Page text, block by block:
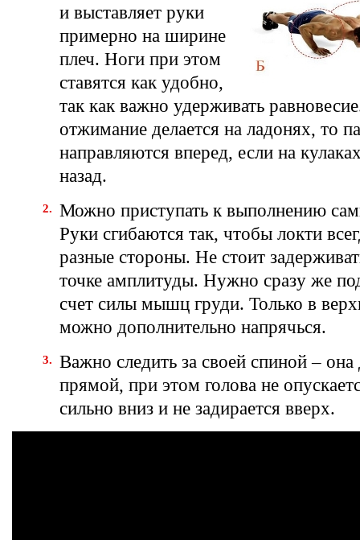
и выставляет руки
примерно на ширине
плеч. Ноги при этом
ставятся как удобно,
так как важно удерживать
отжимание делается на ладонях, то
направляются вперед, если на
назад.
Можно приступать к выполнению
Руки сгибаются так, чтобы локти
разные стороны. Не стоит
точке амплитуды. Нужно сразу же
счет силы мышц груди. Только в
можно дополнительно напрячься.
Важно следить за своей спиной –
прямой, при этом голова не
сильно вниз и не задирается вверх.